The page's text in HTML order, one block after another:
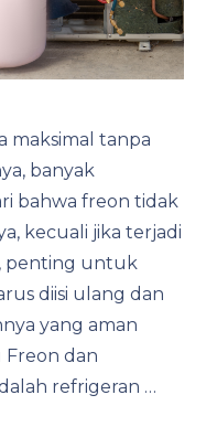
maksimal tanpa
banyak
bahwa freon tidak
kecuali jika terjadi
penting untuk
diisi ulang dan
yang aman
Freon dan
refrigeran …